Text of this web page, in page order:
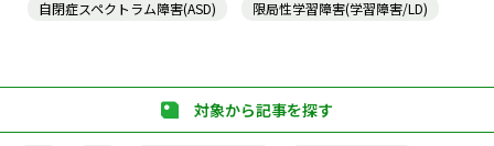
自閉症スペクトラム障害(ASD)
限局性学習障害(学習障害/LD)
対象から記事を探す